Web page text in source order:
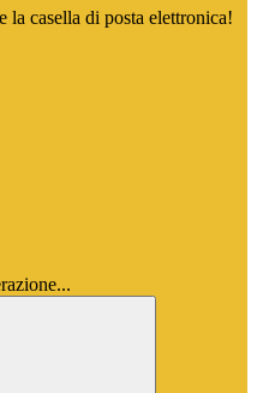
casella di posta elettronica!